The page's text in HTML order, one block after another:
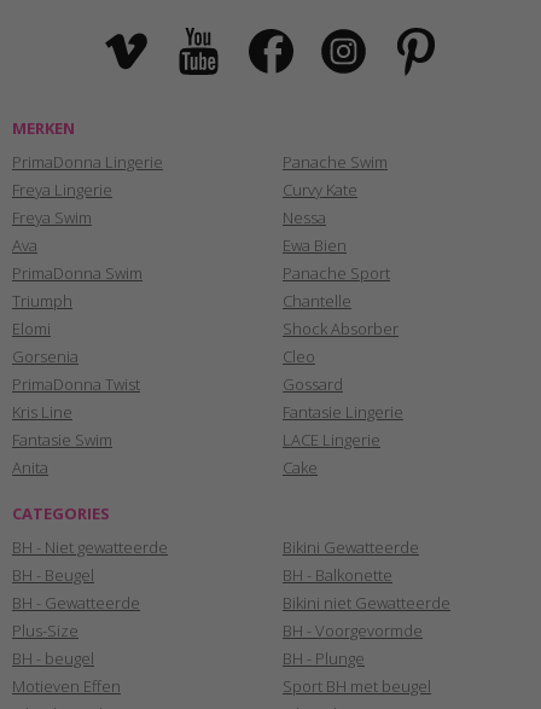
MERKEN
PrimaDonna Lingerie
Freya Lingerie
Freya Swim
Ava
PrimaDonna Swim
Triumph
Elomi
Gorsenia
PrimaDonna Twist
Kris Line
Fantasie Swim
Anita
Panache Swim
Curvy Kate
Nessa
Ewa Bien
Panache Sport
Chantelle
Shock Absorber
Cleo
Gossard
Fantasie Lingerie
LACE Lingerie
Cake
CATEGORIES
BH - Niet gewatteerde
BH - Beugel
BH - Gewatteerde
Plus-Size
BH - beugel
Motieven Effen
Bikini Gewatteerde
BH - Balkonette
Bikini niet Gewatteerde
BH - Voorgevormde
BH - Plunge
Sport BH met beugel